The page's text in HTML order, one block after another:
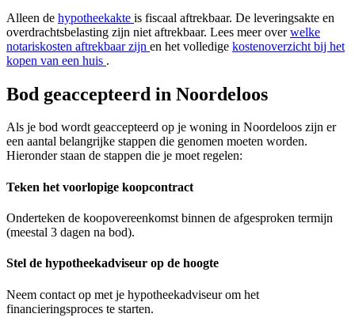
Alleen de hypotheekakte is fiscaal aftrekbaar. De leveringsakte en
overdrachtsbelasting zijn niet aftrekbaar. Lees meer overwelke
notariskosten aftrekbaar zijn en het volledige kostenoverzicht bij het
kopen van een huis .
Bod geaccepteerd in Noordeloos
Als je bod wordt geaccepteerd op je woning in Noordeloos zijn er
een aantal belangrijke stappen die genomen moeten worden.
Hieronder staan de stappen die je moet regelen:
Teken het voorlopige koopcontract
Onderteken de koopovereenkomst binnen de afgesproken termijn
(meestal 3 dagen na bod).
Stel de hypotheekadviseur op de hoogte
Neem contact op met je hypotheekadviseur om het
financieringsproces te starten.